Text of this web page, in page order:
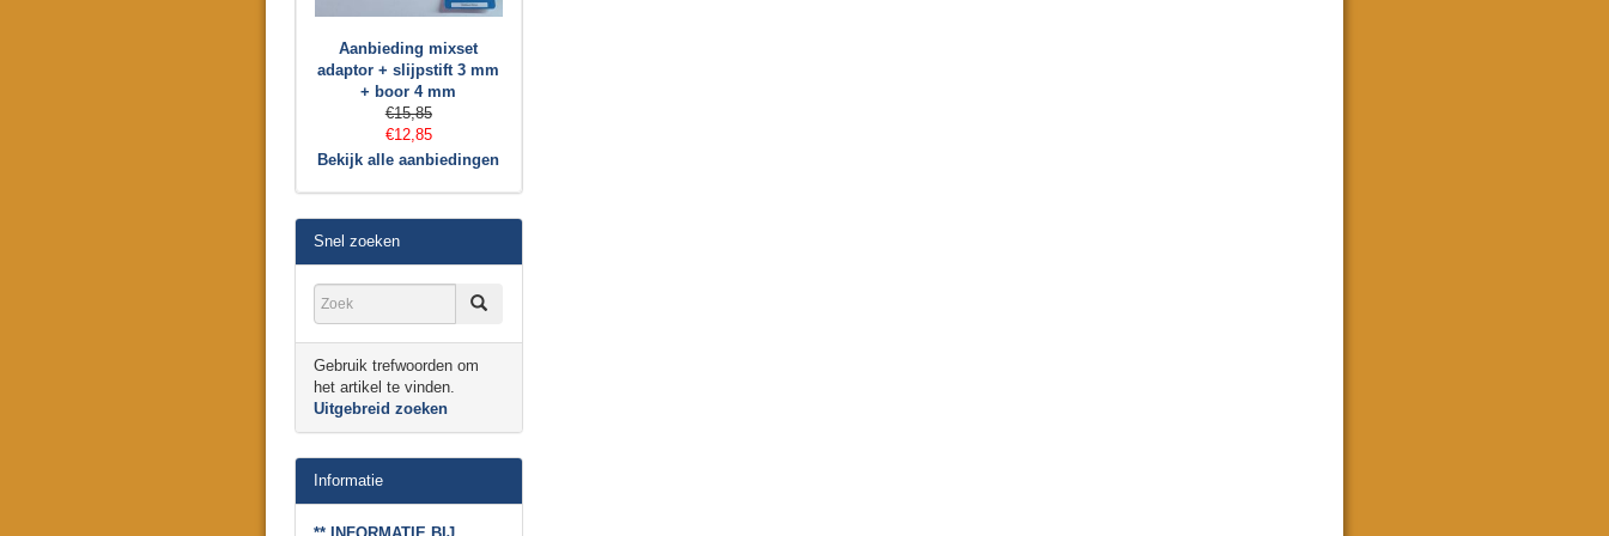
Aanbieding mixset
adaptor + slijpstift 3 mm
+ boor 4 mm
€15,85
€12,85
Bekijk alle aanbiedingen
Snel zoeken
Gebruik trefwoorden om
het artikel te vinden.
Uitgebreid zoeken
Informatie